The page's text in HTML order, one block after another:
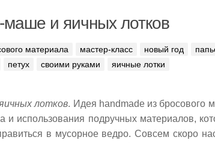
маше и яичных лотков
материала мастер-класс новый год
петух своими руками яичные лотки
лотков. Идея handmade из бросового
и использования подручных материалов,
в мусорное ведро. Совсем скоро